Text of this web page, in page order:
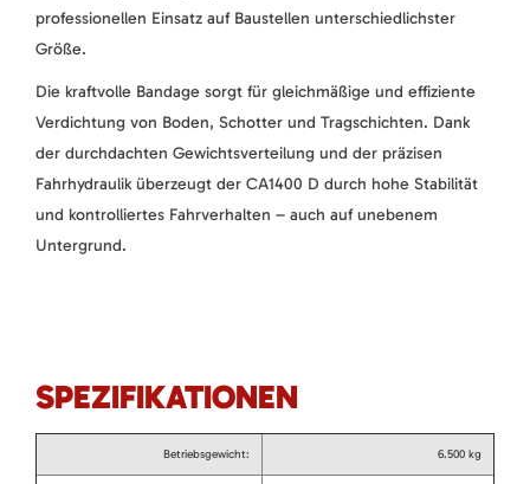
professionellen Einsatz auf Baustellen unterschiedlichster
Größe.
Die kraftvolle Bandage sorgt für gleichmäßige und effiziente
Verdichtung von Boden, Schotter und Tragschichten. Dank
der durchdachten Gewichtsverteilung und der präzisen
Fahrhydraulik überzeugt der CA1400 D durch hohe Stabilität
und kontrolliertes Fahrverhalten – auch auf unebenem
Untergrund.
SPEZIFIKATIONEN
Betriebsgewicht: 6.500 kg